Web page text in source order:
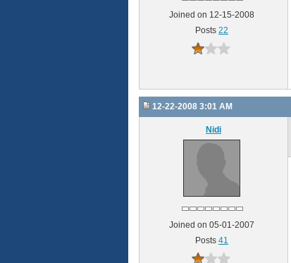
Joined on 12-15-2008
Posts 22
12-22-2008 3:01 AM
Nidi
Joined on 05-01-2007
Posts 41